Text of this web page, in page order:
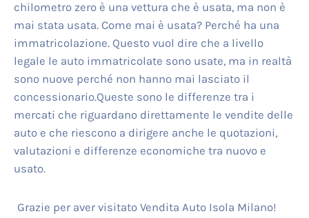
chilometro zero è una vettura che è usata, ma non è
mai stata usata. Come mai è usata? Perché ha una
immatricolazione. Questo vuol dire che a livello
legale le auto immatricolate sono usate, ma in realtà
sono nuove perché non hanno mai lasciato il
concessionario.Queste sono le differenze tra i
mercati che riguardano direttamente le vendite delle
auto e che riescono a dirigere anche le quotazioni,
valutazioni e differenze economiche tra nuovo e
usato.
Grazie per aver visitato Vendita Auto Isola Milano!